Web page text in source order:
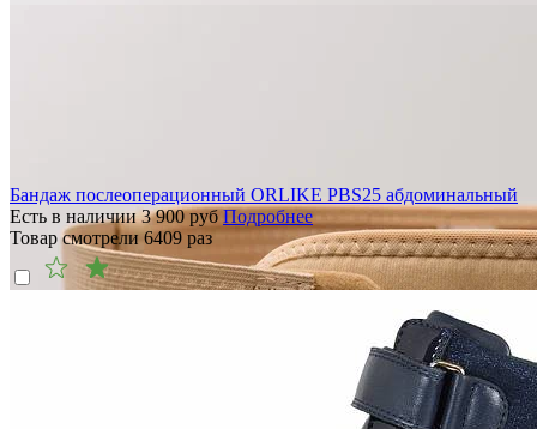
Бандаж послеоперационный ORLIKE PBS25 абдоминальный
Есть в наличии 3 900руб Подробнее
Товар смотрели 6409 раз